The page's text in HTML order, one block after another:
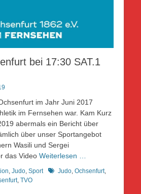
bei 17:30 SAT.1
im Jahr Juni 2017
im Fernsehen war. Kam Kurz
abermals ein Bericht über
über unser Sportangebot
Wasili und Sergei
das Video Weiterlesen …
, Judo, Sport Schlagworte
Judo, Ochsenfurt,
, TVO